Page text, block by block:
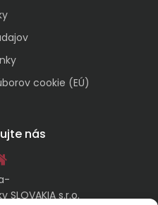
cookie (EÚ)
nás
s.r.o.